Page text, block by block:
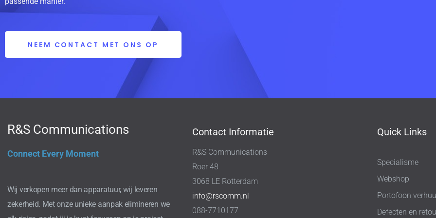
NEEM CONTACT MET ONS OP
R&S Communications
Connect Every Moment
Wij verkopen meer dan apparatuur, wij leveren
zekerheid. Met onze unieke aanpak elimineren we
Contact Informatie
R&S Communications
Roer 48
3068 LE Rotterdam
info@rscomm.nl
088-7710177
Quick Links
Specialisme
Webshop
Portofoon
Defecten en